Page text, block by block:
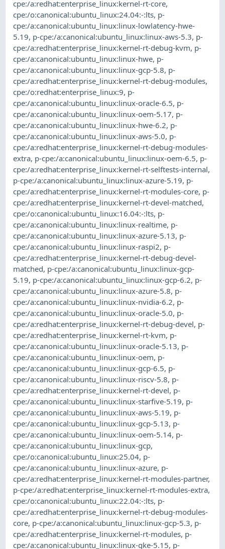
cpe:/a:redhat:enterprise_linux:kernel-rt-core,
cpe:/o:canonical:ubuntu_linux:24.04:-:lts, p-
cpe:/a:canonical:ubuntu_linux:linux-lowlatency-hwe-
5.19, p-cpe:/a:canonical:ubuntu_linux:linux-aws-5.3, p-
cpe:/a:redhat:enterprise_linux:kernel-rt-debug-kvm, p-
cpe:/a:canonical:ubuntu_linux:linux-hwe, p-
cpe:/a:canonical:ubuntu_linux:linux-gcp-5.8, p-
cpe:/a:redhat:enterprise_linux:kernel-rt-debug-modules,
cpe:/o:redhat:enterprise_linux:9, p-
cpe:/a:canonical:ubuntu_linux:linux-oracle-6.5, p-
cpe:/a:canonical:ubuntu_linux:linux-oem-5.17, p-
cpe:/a:canonical:ubuntu_linux:linux-hwe-6.2, p-
cpe:/a:canonical:ubuntu_linux:linux-aws-5.0, p-
cpe:/a:redhat:enterprise_linux:kernel-rt-debug-modules-
extra, p-cpe:/a:canonical:ubuntu_linux:linux-oem-6.5, p-
cpe:/a:redhat:enterprise_linux:kernel-rt-selftests-internal,
p-cpe:/a:canonical:ubuntu_linux:linux-azure-5.19, p-
cpe:/a:redhat:enterprise_linux:kernel-rt-modules-core, p-
cpe:/a:redhat:enterprise_linux:kernel-rt-devel-matched,
cpe:/o:canonical:ubuntu_linux:16.04:-:lts, p-
cpe:/a:canonical:ubuntu_linux:linux-realtime, p-
cpe:/a:canonical:ubuntu_linux:linux-azure-5.13, p-
cpe:/a:canonical:ubuntu_linux:linux-raspi2, p-
cpe:/a:redhat:enterprise_linux:kernel-rt-debug-devel-
matched, p-cpe:/a:canonical:ubuntu_linux:linux-gcp-
5.19, p-cpe:/a:canonical:ubuntu_linux:linux-gcp-6.2, p-
cpe:/a:canonical:ubuntu_linux:linux-azure-5.8, p-
cpe:/a:canonical:ubuntu_linux:linux-nvidia-6.2, p-
cpe:/a:canonical:ubuntu_linux:linux-oracle-5.0, p-
cpe:/a:redhat:enterprise_linux:kernel-rt-debug-devel, p-
cpe:/a:redhat:enterprise_linux:kernel-rt-kvm, p-
cpe:/a:canonical:ubuntu_linux:linux-oracle-5.13, p-
cpe:/a:canonical:ubuntu_linux:linux-oem, p-
cpe:/a:canonical:ubuntu_linux:linux-gcp-6.5, p-
cpe:/a:canonical:ubuntu_linux:linux-riscv-5.8, p-
cpe:/a:redhat:enterprise_linux:kernel-rt-devel, p-
cpe:/a:canonical:ubuntu_linux:linux-starfive-5.19, p-
cpe:/a:canonical:ubuntu_linux:linux-aws-5.19, p-
cpe:/a:canonical:ubuntu_linux:linux-gcp-5.13, p-
cpe:/a:canonical:ubuntu_linux:linux-oem-5.14, p-
cpe:/a:canonical:ubuntu_linux:linux-gcp,
cpe:/o:canonical:ubuntu_linux:25.04, p-
cpe:/a:canonical:ubuntu_linux:linux-azure, p-
cpe:/a:redhat:enterprise_linux:kernel-rt-modules-partner,
p-cpe:/a:redhat:enterprise_linux:kernel-rt-modules-extra,
cpe:/o:canonical:ubuntu_linux:22.04:-:lts, p-
cpe:/a:redhat:enterprise_linux:kernel-rt-debug-modules-
core, p-cpe:/a:canonical:ubuntu_linux:linux-gcp-5.3, p-
cpe:/a:redhat:enterprise_linux:kernel-rt-modules, p-
cpe:/a:canonical:ubuntu_linux:linux-gke-5.15, p-